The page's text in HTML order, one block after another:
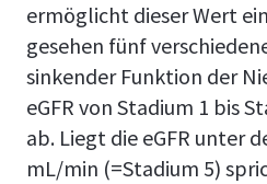
ermöglicht dieser Wert
gesehen fünf
sinkender Funktion der
eGFR von Stadium 1 bis
ab. Liegt die eGFR unter
mL/min (=Stadium 5)